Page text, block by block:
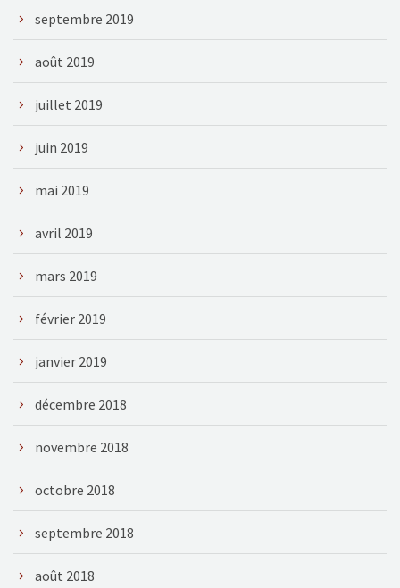
septembre 2019
août 2019
juillet 2019
juin 2019
mai 2019
avril 2019
mars 2019
février 2019
janvier 2019
décembre 2018
novembre 2018
octobre 2018
septembre 2018
août 2018